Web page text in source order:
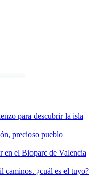
para descubrir la isla
precioso pueblo
en el Bioparc de Valencia
caminos. ¿cuál es el tuyo?